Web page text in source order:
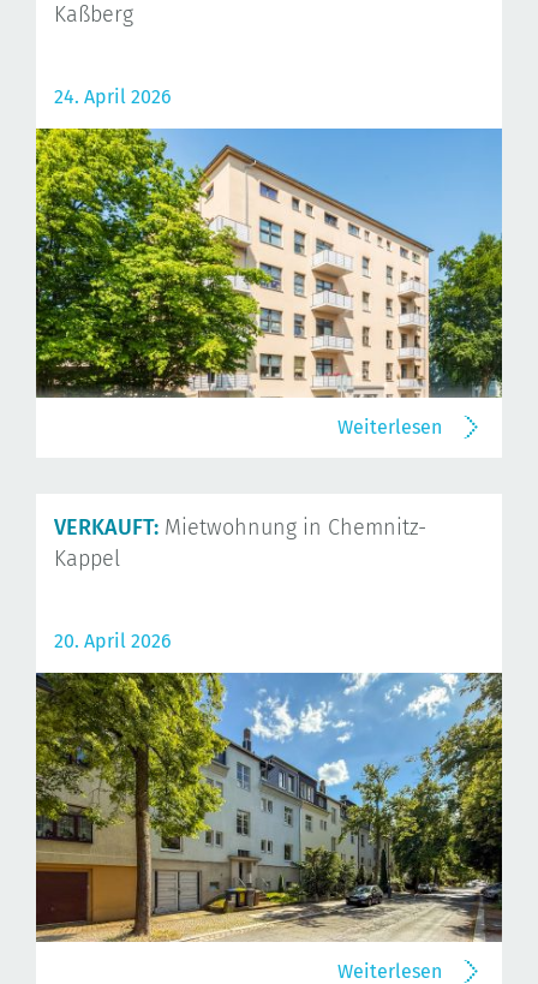
Kaßberg
24. April 2026
Weiterlesen
VERKAUFT: Mietwohnung in Chemnitz-
Kappel
20. April 2026
Weiterlesen